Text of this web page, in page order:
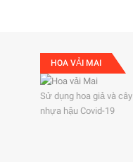
HOA VẢI MAI
Sử dụng hoa giả và cây
nhựa hậu Covid-19